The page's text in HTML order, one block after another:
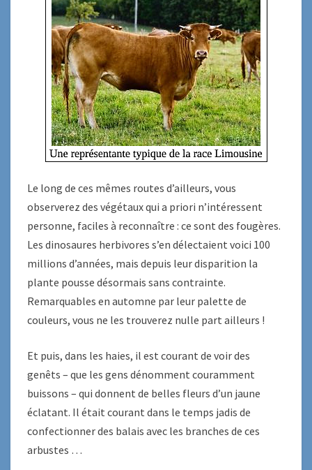
Le long de ces mêmes routes d’ailleurs, vous
observerez des végétaux qui a priori n’intéressent
personne, faciles à reconnaître : ce sont des fougères.
Les dinosaures herbivores s’en délectaient voici 100
millions d’années, mais depuis leur disparition la
plante pousse désormais sans contrainte.
Remarquables en automne par leur palette de
couleurs, vous ne les trouverez nulle part ailleurs !
Et puis, dans les haies, il est courant de voir des
genêts – que les gens dénomment couramment
buissons – qui donnent de belles fleurs d’un jaune
éclatant. Il était courant dans le temps jadis de
confectionner des balais avec les branches de ces
arbustes …